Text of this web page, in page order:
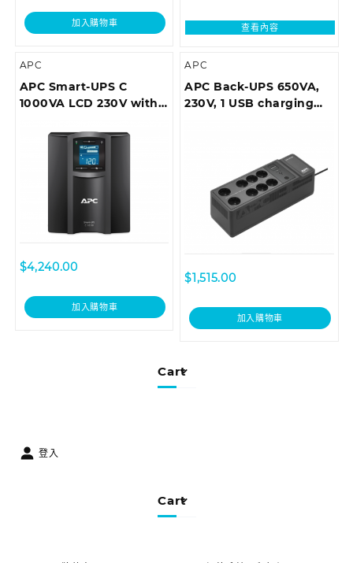
Cart
加入購物車 查看內容
APC
APC Smart-UPS C
1000VA LCD 230V with
add network card)
$4,240.00
加入購物車
APC
APC Back-UPS 650VA,
230V, 1 USB charging
$1,515.00
加入購物車
登入
Cart